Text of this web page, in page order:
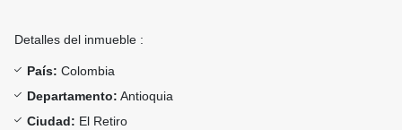
Detalles del inmueble :
País: Colombia
Departamento: Antioquia
Ciudad: El Retiro